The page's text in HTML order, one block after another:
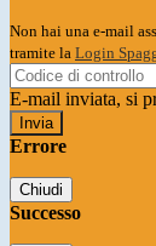
Non hai una e-mail
tramite la Login
E-mail inviata, si
Errore
Chiudi
Successo